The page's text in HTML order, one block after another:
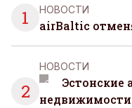
1
НОВОСТИ
airBaltic
2
НОВОСТИ